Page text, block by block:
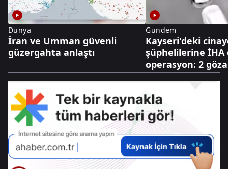
Dünya
İran ve Umman güvenli
güzergahta anlaştı
Gündem
Kayseri'deki
şüphelilerine İHA
operasyon: 2